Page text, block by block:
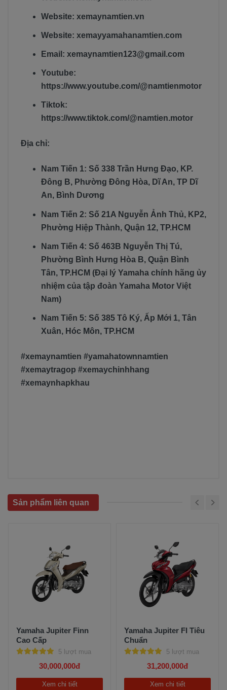
Website: xemaynamtien.vn
Website: xemayyamahanamtien.com
Email: xemaynamtien123@gmail.com
Youtube:
https://www.youtube.com/@namtienmotor
Tiktok:
https://www.tiktok.com/@namtien.motor
Địa chỉ:
Nam Tiến 1: Số 338 Trần Hưng Đạo, KP.
Đông B, Phường Đông Hòa, Dĩ An, TP Dĩ
An, Bình Dương
Nam Tiến 2: Số 21A Nguyễn Ảnh Thủ, KP2,
Phường Hiệp Thành, Quận 12, TP.HCM
Nam Tiến 4: Số 463B Nguyễn Thị Tú,
Phường Bình Hưng Hòa B, Quận Bình
Tân, TP.HCM (Đại lý Yamaha chính hãng ủy
nhiệm của tập đoàn Yamaha Motor Việt
Nam)
Nam Tiến 5: Số 385 Tô Ký, Ấp Mới 1, Tân
Xuân, Hóc Môn, TP.HCM
#xemaynamtien #yamahatownnamtien
#xemaytragop #xemaychinhhang
#xemaynhapkhau
Sản phẩm liên quan
Yamaha Jupiter Finn
Cao Cấp
5 lượt mua
30,000,000đ
Xem chi tiết
Yamaha Jupiter FI Tiêu
Chuẩn
5 lượt mua
31,200,000đ
Xem chi tiết